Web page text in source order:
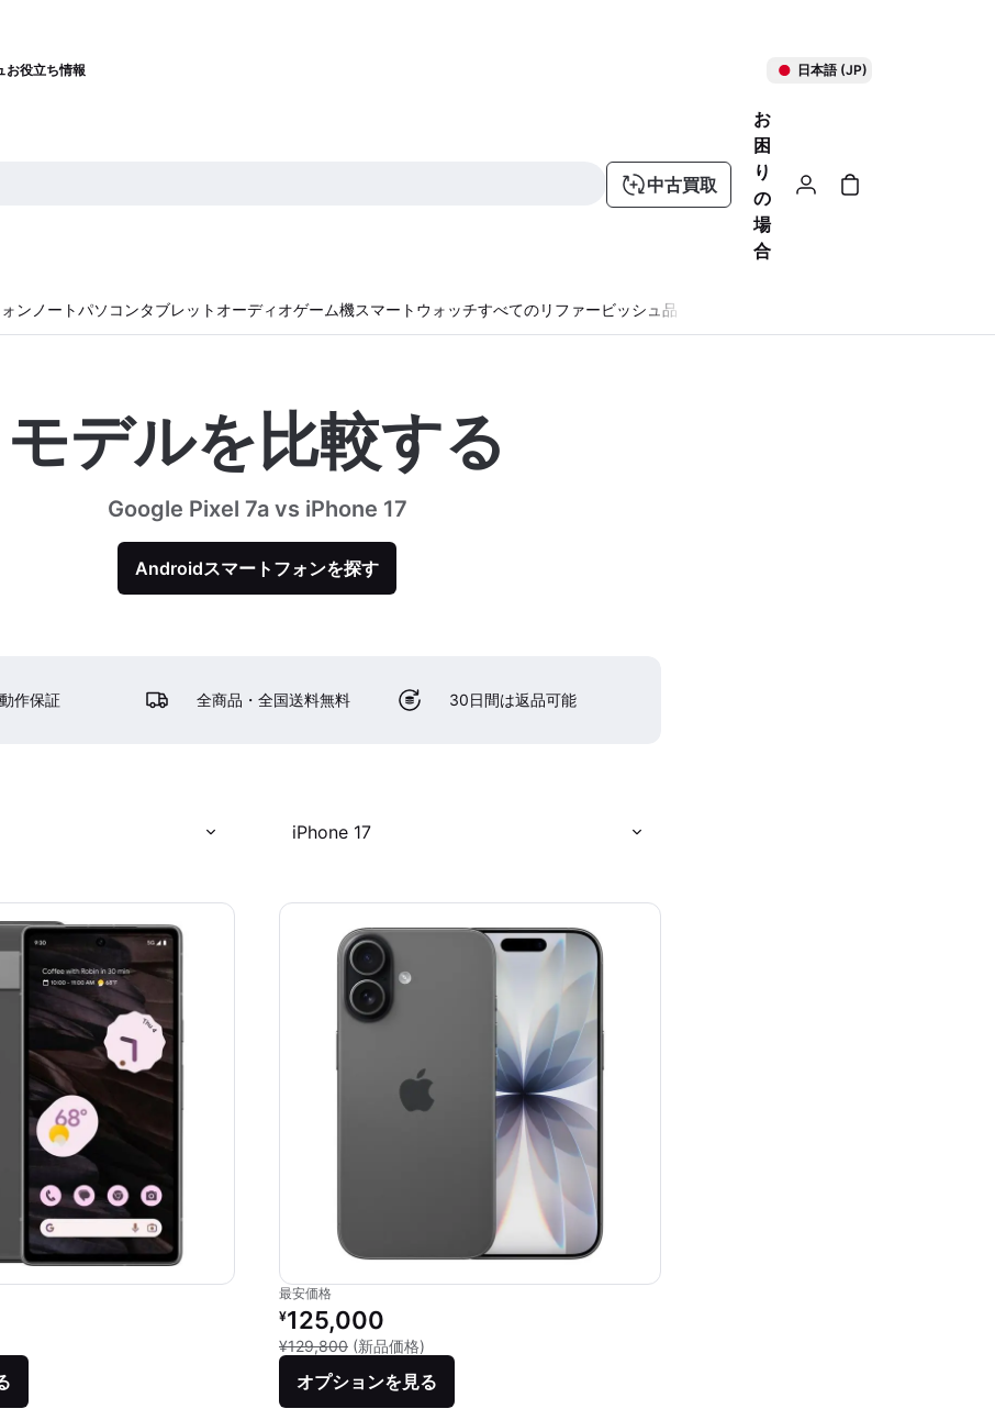
お役立ち情報 日本語 (JP)
中古買取
お
困
り
の
場
合
ン ノートパソコンタブレット オーディオゲーム機スマートウォッチすべてのリファービッシュ品
モデルを比較する
Google Pixel 7a vs iPhone 17
Androidスマートフォンを探す
作保証 全商品・全国送料無料 30日間は返品可能
iPhone 17
格：
最安価格
リファービッシュ品の価格：
¥125,000
¥129,800 (新品価格)
オプションを見る